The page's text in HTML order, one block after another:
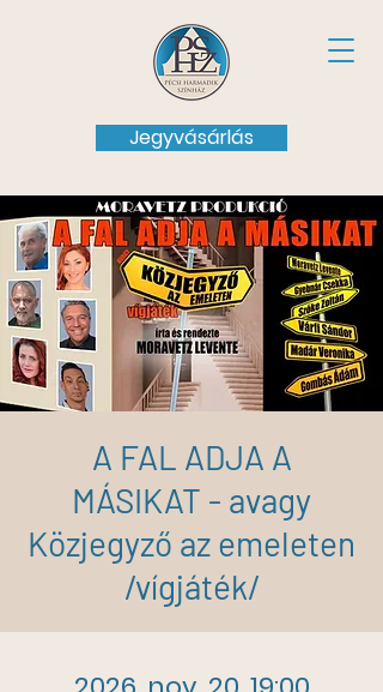
Jegyvásárlás
A FAL ADJA A
MÁSIKAT - avagy
Közjegyző az emeleten
/vígjáték/